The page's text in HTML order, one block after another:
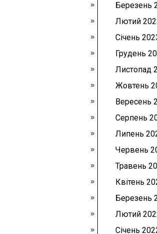
Березень
Лютий
Січень
Грудень
Листопад
Жовтень
Вересень
Серпень
Липень
Червень
Травень
Квітень
Березень
Лютий
Січень